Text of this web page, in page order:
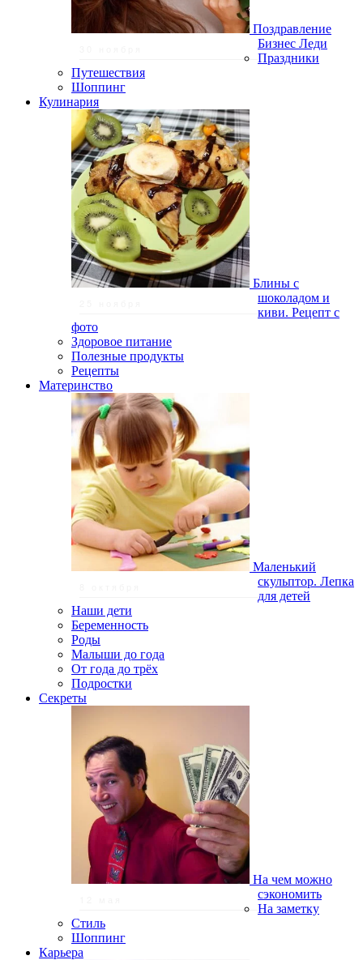
Поздравление
Бизнес Леди
Праздники
Путешествия
Шоппинг
Кулинария
Блины с
шоколадом и
киви. Рецепт с
фото
Здоровое питание
Полезные продукты
Рецепты
Материнство
Маленький
скульптор. Лепка
для детей
Наши дети
Беременность
Роды
Малыши до года
От года до трёх
Подростки
Секреты
На чем можно
сэкономить
На заметку
Стиль
Шоппинг
Карьера